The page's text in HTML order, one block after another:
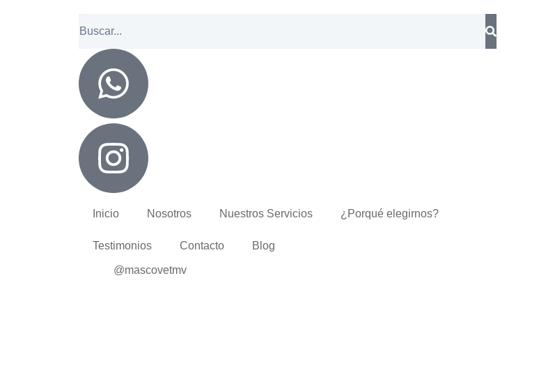
Inicio Nosotros Nuestros Servicios ¿Porqué elegirnos?
Testimonios Contacto Blog
@mascovetmv